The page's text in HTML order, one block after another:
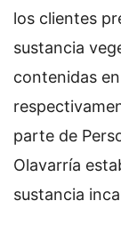
los clientes
sustancia
contenidas
parte de
Olavarría
sustancia